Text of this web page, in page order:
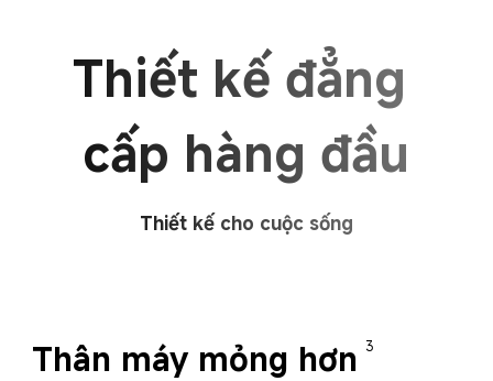
Thiết kế đẳng
cấp hàng đầu
Thiết kế cho cuộc sống
Thân máy mỏng hơn 3